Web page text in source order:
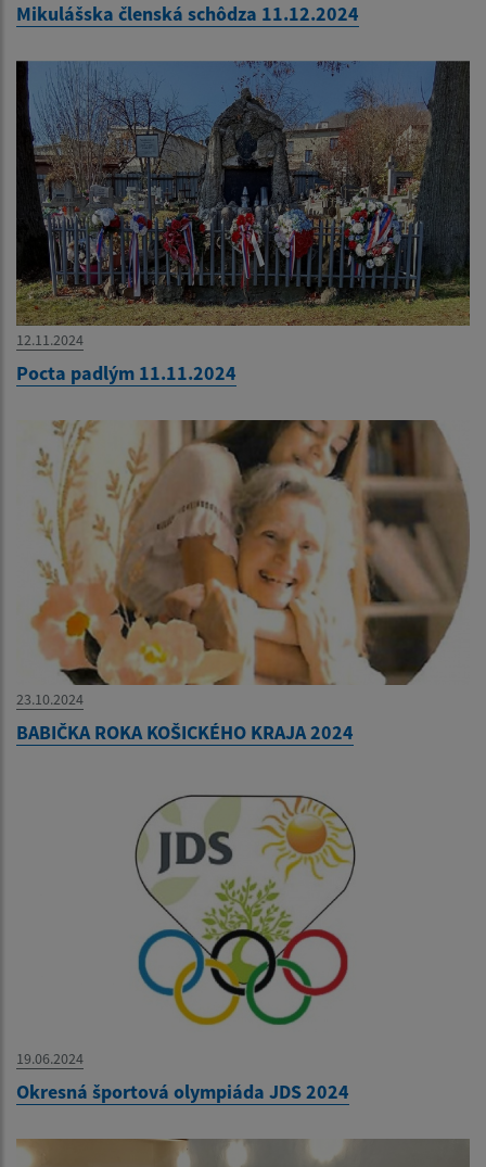
Mikulášska členská schôdza 11.12.2024
12.11.2024
Pocta padlým 11.11.2024
23.10.2024
BABIČKA ROKA KOŠICKÉHO KRAJA 2024
19.06.2024
Okresná športová olympiáda JDS 2024